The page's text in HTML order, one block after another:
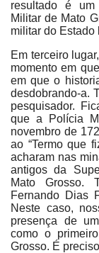
resultado é um
Militar de Mato
militar do Estado
Em terceiro
momento em
em que o
desdobrando-a.
pesquisador.
que a Polícia
novembro de
ao “Termo que
acharam nas
antigos da
Mato Grosso.
Fernando Dias
Neste caso,
presença de
como o
Grosso. É